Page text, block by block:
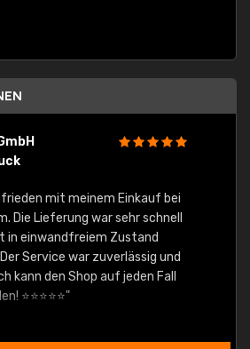
mit meinem Einkauf bei
Die Lieferung war sehr schnell
in einwandfreiem Zustand
Service war zuverlässig und
kann den Shop auf jeden Fall
⭐⭐⭐⭐⭐"